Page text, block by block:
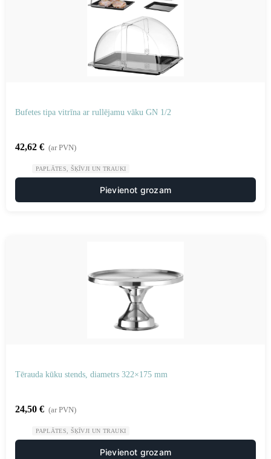
Bufetes tipa vitrīna ar rullējamu vāku GN 1/2
42,62 € (ar PVN)
PAPLĀTES, ŠĶĪVJI UN TRAUKI
Pievienot grozam
Tērauda kūku stends, diametrs 322×175 mm
24,50 € (ar PVN)
PAPLĀTES, ŠĶĪVJI UN TRAUKI
Pievienot grozam